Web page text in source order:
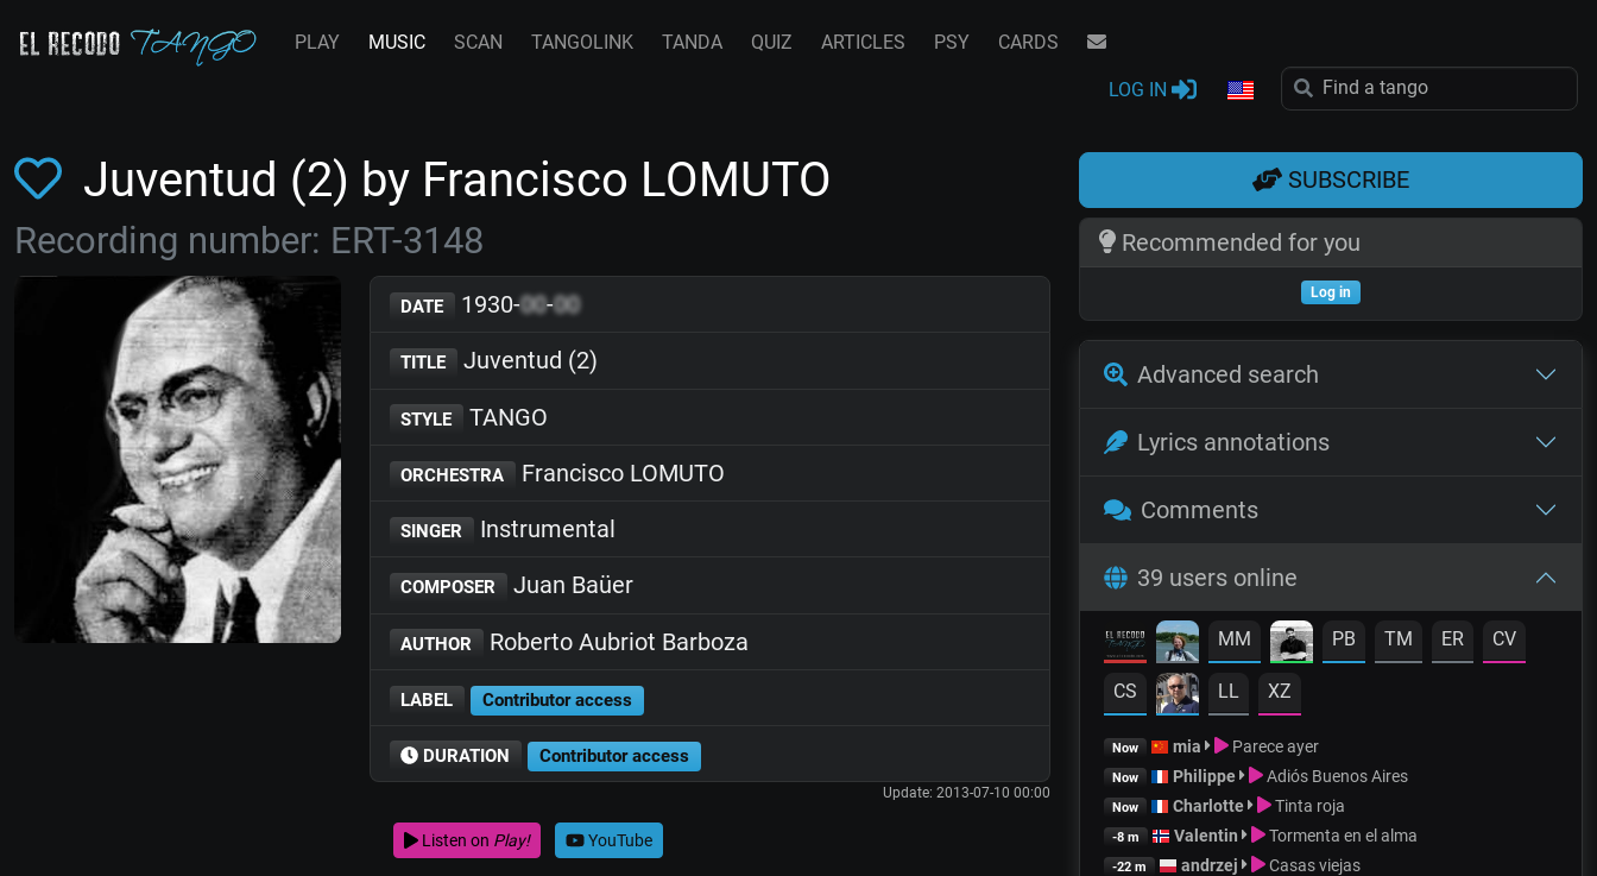
PLAY MUSIC SCAN TANGOLINK TANDA QUIZ ARTICLES PSY CARDS
LOG IN
Juventud (2) by Francisco LOMUTO
Recording number: ERT-3148
DATE 1930-00-00
TITLE Juventud (2)
STYLE TANGO
ORCHESTRA Francisco LOMUTO
SINGER Instrumental
COMPOSER Juan Baüer
AUTHOR Roberto Aubriot Barboza
LABEL Contributor access
DURATION Contributor access
Update: 2013-07-10 00:00
Listen on Play! YouTube
SUBSCRIBE
Recommended for you
Log in
Advanced search
Lyrics annotations
Comments
39 users online
MM PB TM ER CV
CS LL XZ
Now mia Parece ayer
Now Philippe Adiós Buenos Aires
Now Charlotte Tinta roja
-8 m Valentin Tormenta en el alma
-22 m andrzej Casas viejas